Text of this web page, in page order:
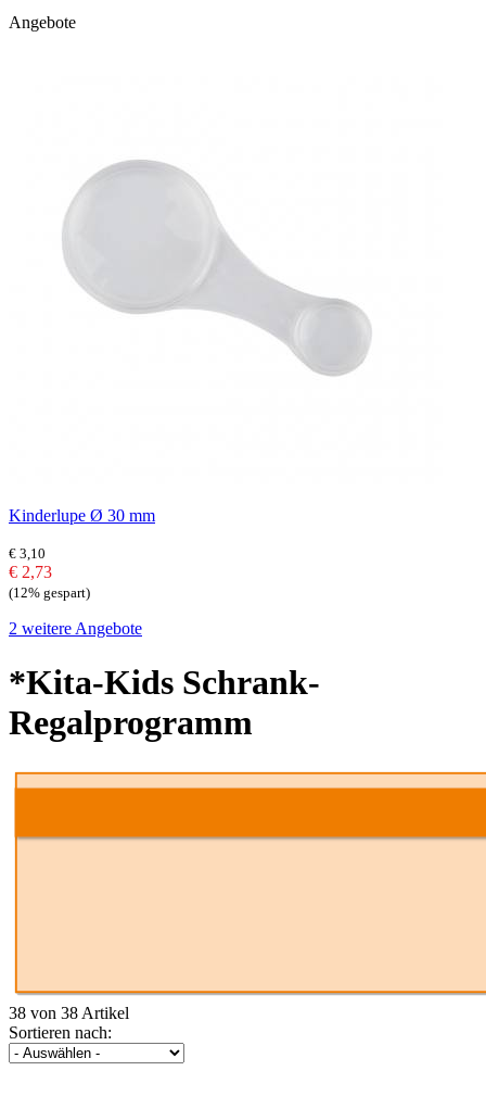
Angebote
Kinderlupe Ø 30 mm
€ 3,10
€ 2,73
(12% gespart)
2 weitere Angebote
*Kita-Kids Schrank-
Regalprogramm
38 von 38 Artikel
Sortieren nach: